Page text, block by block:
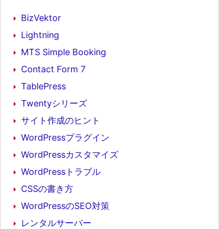
BizVektor
Lightning
MTS Simple Booking
Contact Form 7
TablePress
Twentyシリーズ
サイト作成のヒント
WordPressプラグイン
WordPressカスタマイズ
WordPressトラブル
CSSの書き方
WordPressのSEO対策
レンタルサーバー